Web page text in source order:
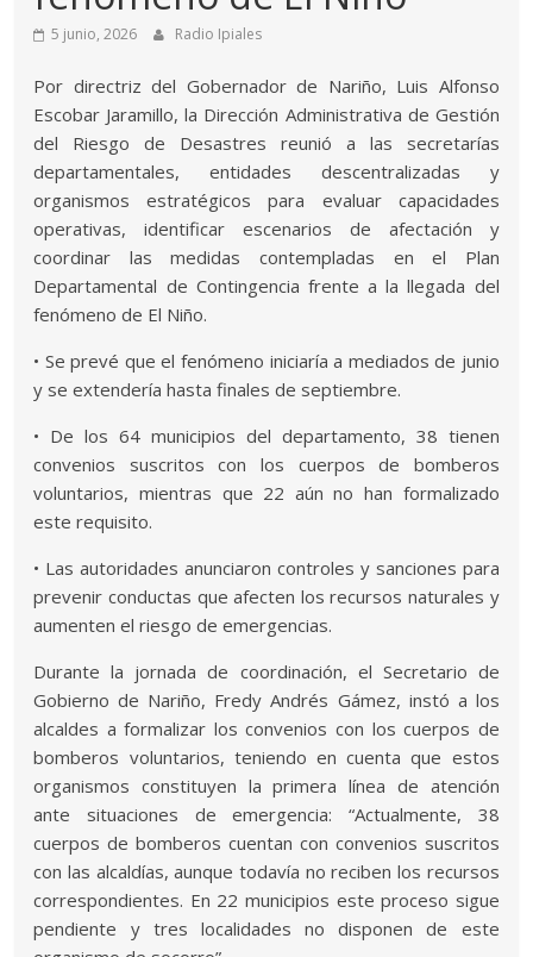
5 junio, 2026 Radio Ipiales
Por directriz del Gobernador de Nariño, Luis Alfonso
Escobar Jaramillo, la Dirección Administrativa de Gestión
del Riesgo de Desastres reunió a las secretarías
departamentales, entidades descentralizadas y
organismos estratégicos para evaluar capacidades
operativas, identificar escenarios de afectación y
coordinar las medidas contempladas en el Plan
Departamental de Contingencia frente a la llegada del
fenómeno de El Niño.
• Se prevé que el fenómeno iniciaría a mediados de junio
y se extendería hasta finales de septiembre.
• De los 64 municipios del departamento, 38 tienen
convenios suscritos con los cuerpos de bomberos
voluntarios, mientras que 22 aún no han formalizado
este requisito.
• Las autoridades anunciaron controles y sanciones para
prevenir conductas que afecten los recursos naturales y
aumenten el riesgo de emergencias.
Durante la jornada de coordinación, el Secretario de
Gobierno de Nariño, Fredy Andrés Gámez, instó a los
alcaldes a formalizar los convenios con los cuerpos de
bomberos voluntarios, teniendo en cuenta que estos
organismos constituyen la primera línea de atención
ante situaciones de emergencia: “Actualmente, 38
cuerpos de bomberos cuentan con convenios suscritos
con las alcaldías, aunque todavía no reciben los recursos
correspondientes. En 22 municipios este proceso sigue
pendiente y tres localidades no disponen de este